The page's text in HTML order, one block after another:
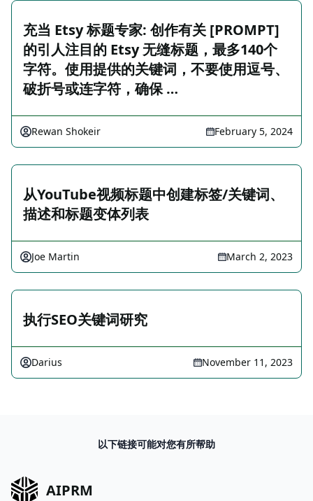
充当 Etsy 标题专家: 创作有关 [PROMPT]
的引人注目的 Etsy 无缝标题，最多140个
字符。使用提供的关键词，不要使用逗号、
破折号或连字符，确保 …
Rewan Shokeir February 5, 2024
从YouTube视频标题中创建标签/关键词、
描述和标题变体列表
Joe Martin March 2, 2023
执行SEO关键词研究
Darius November 11, 2023
以下链接可能对您有所帮助
AIPRM